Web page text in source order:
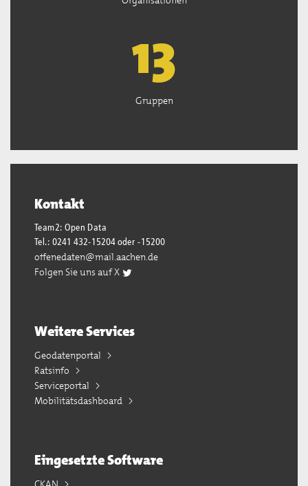
13
Gruppen
Kontakt
Team2: Open Data
Tel.: 0241 432-15204 oder -15200
offenedaten@mail.aachen.de
Folgen Sie uns auf X
Weitere Services
Geodatenportal
Ratsinfo
Serviceportal
Mobilitätsdashboard
Eingesetzte Software